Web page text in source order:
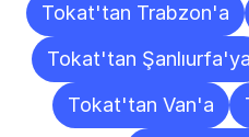
Tokat'tan Trabzon'a
Tokat'tan Şanlıurfa'ya
Tokat'tan Van'a